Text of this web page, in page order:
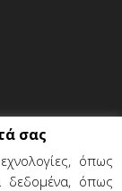
σας
όπως
δεδομένα, όπως